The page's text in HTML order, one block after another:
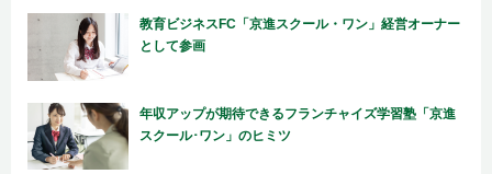
教育ビジネスFC「京進スクール・ワン」経営オーナー
として参画
年収アップが期待できるフランチャイズ学習塾「京進
スクール･ワン」のヒミツ